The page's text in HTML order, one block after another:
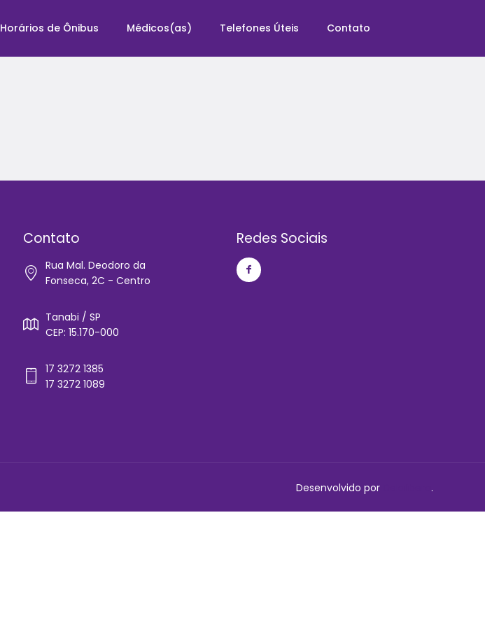
Horários de Ônibus Médicos(as) Telefones Úteis Contato
Contato
Rua Mal. Deodoro da
Fonseca, 2C - Centro
Tanabi / SP
CEP: 15.170-000
17 3272 1385
17 3272 1089
Redes Sociais
Desenvolvido por .